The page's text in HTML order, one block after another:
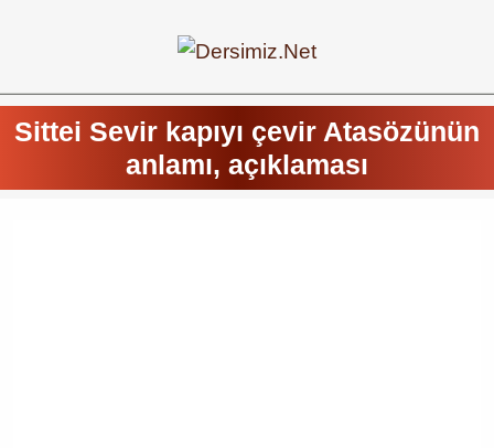
Sittei Sevir kapıyı çevir Atasözünün
anlamı, açıklaması